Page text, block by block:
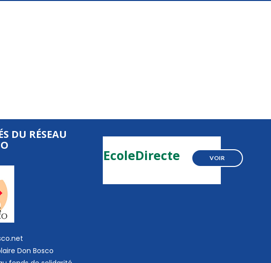
DU RÉSEAU
Don Bosco
EcoleDirecte VOIR